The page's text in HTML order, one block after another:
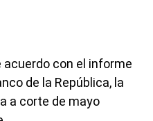
acuerdo con el informe
de la República, la
a corte de mayo